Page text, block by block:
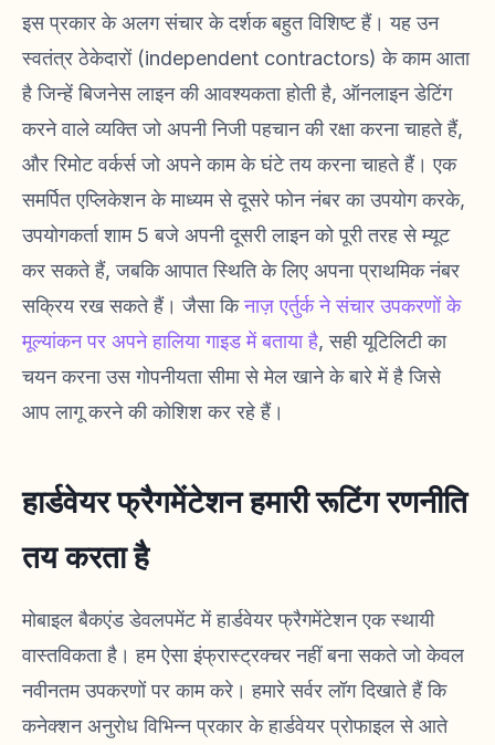
इस प्रकार के अलग संचार के दर्शक बहुत विशिष्ट हैं। यह उन
स्वतंत्र ठेकेदारों (independent contractors) के काम आता
है जिन्हें बिजनेस लाइन की आवश्यकता होती है, ऑनलाइन डेटिंग
करने वाले व्यक्ति जो अपनी निजी पहचान की रक्षा करना चाहते हैं,
और रिमोट वर्कर्स जो अपने काम के घंटे तय करना चाहते हैं। एक
समर्पित एप्लिकेशन के माध्यम से दूसरे फोन नंबर का उपयोग करके,
उपयोगकर्ता शाम 5 बजे अपनी दूसरी लाइन को पूरी तरह से म्यूट
कर सकते हैं, जबकि आपात स्थिति के लिए अपना प्राथमिक नंबर
सक्रिय रख सकते हैं। जैसा किनाज़ एर्तुर्क ने संचार उपकरणों के
मूल्यांकन पर अपने हालिया गाइड में बताया है, सही यूटिलिटी का
चयन करना उस गोपनीयता सीमा से मेल खाने के बारे में है जिसे
आप लागू करने की कोशिश कर रहे हैं।
हार्डवेयर फ्रैगमेंटेशन हमारी रूटिंग रणनीति
तय करता है
मोबाइल बैकएंड डेवलपमेंट में हार्डवेयर फ्रैगमेंटेशन एक स्थायी
वास्तविकता है। हम ऐसा इंफ्रास्ट्रक्चर नहीं बना सकते जो केवल
नवीनतम उपकरणों पर काम करे। हमारे सर्वर लॉग दिखाते हैं कि
कनेक्शन अनुरोध विभिन्न प्रकार के हार्डवेयर प्रोफाइल से आते